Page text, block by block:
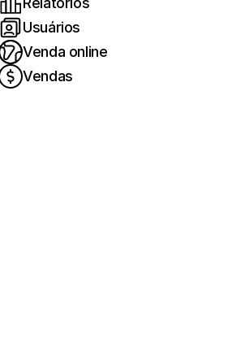
Usuários
Venda online
Vendas